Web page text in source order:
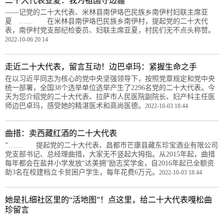
——记党的二十大代表、米林县南伊珞巴民族乡南伊村妇联主席亚
夏 …… 在米林县南伊珞巴民族乡南伊村，提起党的二十大代
表，南伊村党支部纪检委员、妇联主席亚夏，村民们无不点头称赞。
2022-10-06 20:14
走近二十大代表，留言互动！边巴卓玛：紧握生命之手
在以习近平同志为核心的党中央坚强领导下，按照党章规定和党中央
统一部署，全国38个选举单位选举产生了2296名党的二十大代表。今
天为您介绍党的二十大代表、拉萨市人民医院副院长、妇产科主任医
师边巴卓玛，感受她的精湛医术和高尚医德。 2022-10-03 18:44
曲措：卖西藏红酒的二十大代表
”…… 提起党的二十大代表、昌都市芒康县藏东珍宝酒业有限公司
党支部书记、总经理曲措，大家无不竖起大拇指。从2015年起，曲措
每年都会在盐井小学发放“达美拥”励志奖学金，自2016年起已全额资
助3名在校建档立卡贫困户学生，每年花费6万元。 2022-10-03 18:44
她是扎细社区里的“活地图”！点这里，给二十大代表嘎松曲
珍留言